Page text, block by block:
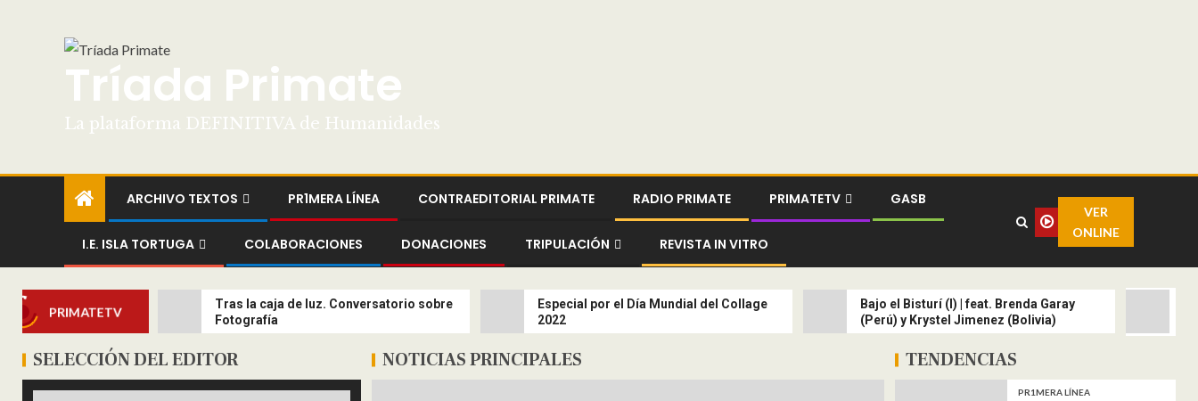
Tríada Primate
La plataforma DEFINITIVA de Humanidades
ARCHIVO TEXTOS PR1MERA LÍNEA CONTRAEDITORIAL PRIMATE RADIO PRIMATE PRIMATETV GASB
I.E. ISLA TORTUGA COLABORACIONES DONACIONES TRIPULACIÓN REVISTA IN VITRO
VER
ONLINE
PRIMATETV
Tras la caja de luz. Conversatorio sobre
Fotografía
Especial por el Día Mundial del Collage
2022
Bajo el Bisturí (I) | feat. Brenda Garay
(Perú) y Krystel Jimenez (Bolivia)
SELECCIÓN DEL EDITOR NOTICIAS PRINCIPALES TENDENCIAS
PR1MERA LÍNEA